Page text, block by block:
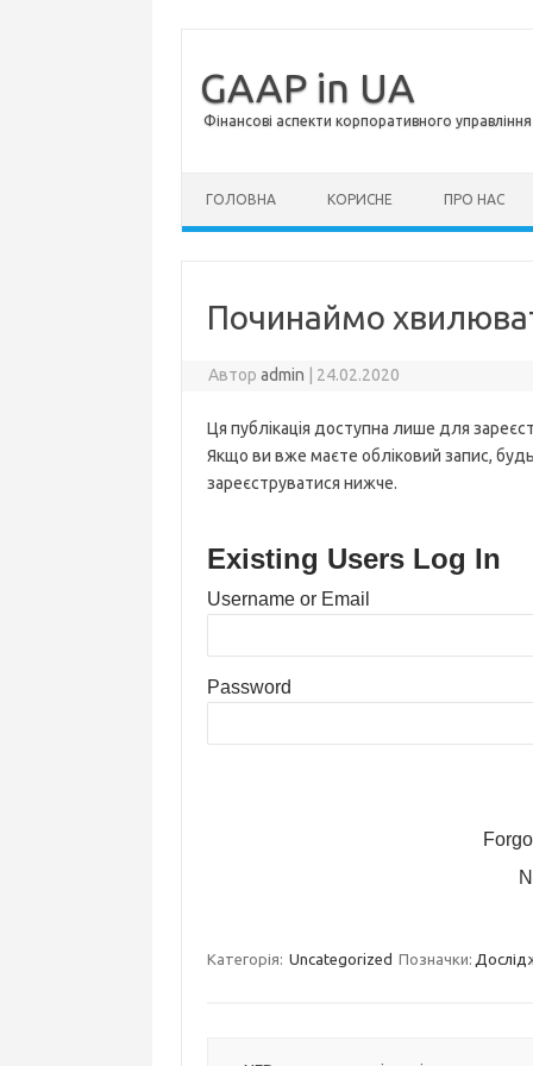
GAAP in UA
Фінансові аспекти корпоративного
ГОЛОВНА КОРИСНЕ ПРО НАС
Починаймо
Авторadmin 24.02.2020
Ця публікація доступна лише для
Якщо ви вже маєте обліковий запис,
зареєструватися нижче.
Existing Users Log In
Username or Email
Password
Категорія: Uncategorized Позначки: